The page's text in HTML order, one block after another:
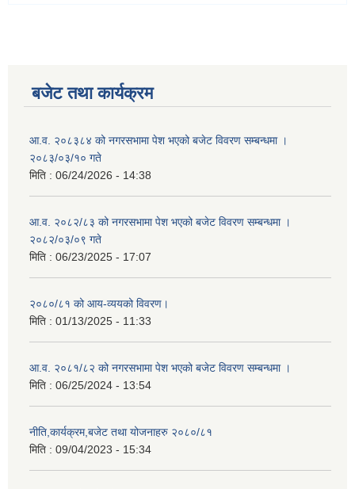
बजेट तथा कार्यक्रम
आ.व. २०८३८४ को नगरसभामा पेश भएको बजेट विवरण सम्बन्धमा ।
२०८३/०३/१० गते
मिति : 06/24/2026 - 14:38
आ.व. २०८२/८३ को नगरसभामा पेश भएको बजेट विवरण सम्बन्धमा ।
२०८२/०३/०९ गते
मिति : 06/23/2025 - 17:07
२०८०/८१ को आय-व्ययको विवरण।
मिति : 01/13/2025 - 11:33
आ.व. २०८१/८२ को नगरसभामा पेश भएको बजेट विवरण सम्बन्धमा ।
मिति : 06/25/2024 - 13:54
नीति,कार्यक्रम,बजेट तथा योजनाहरु २०८०/८१
मिति : 09/04/2023 - 15:34